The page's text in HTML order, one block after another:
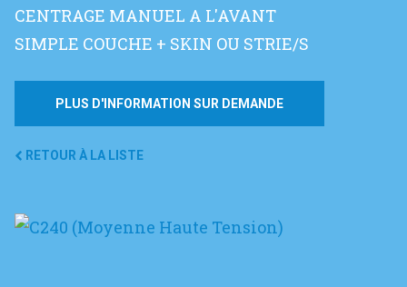
CENTRAGE MANUEL A L'AVANT
SIMPLE COUCHE + SKIN OU STRIE/S
PLUS D'INFORMATION SUR DEMANDE
RETOUR À LA LISTE